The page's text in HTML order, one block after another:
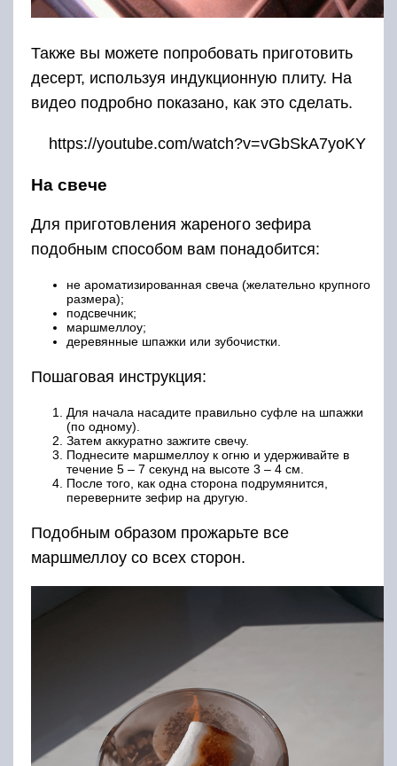
Также вы можете попробовать приготовить
десерт, используя индукционную плиту. На
видео подробно показано, как это сделать.
https://youtube.com/watch?v=vGbSkA7yoKY
На свече
Для приготовления жареного зефира
подобным способом вам понадобится:
не ароматизированная свеча (желательно крупного
размера);
подсвечник;
маршмеллоу;
деревянные шпажки или зубочистки.
Пошаговая инструкция:
Для начала насадите правильно суфле на шпажки
(по одному).
Затем аккуратно зажгите свечу.
Поднесите маршмеллоу к огню и удерживайте в
течение 5 – 7 секунд на высоте 3 – 4 см.
После того, как одна сторона подрумянится,
переверните зефир на другую.
Подобным образом прожарьте все
маршмеллоу со всех сторон.